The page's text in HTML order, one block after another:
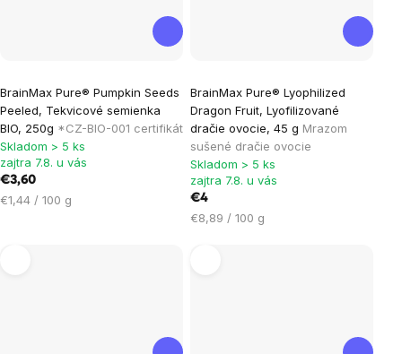
BrainMax Pure® Pumpkin Seeds
Peeled, Tekvicové semienka
BIO, 250g *CZ-BIO-001 certifikát
hodnotenie
produktu
je
5,0
z
5
Skladom > 5 ks
zajtra 7.8. u vás
€3,60
Jednotková
€1,44 / 100 g
BrainMax Pure® Lyophilized
Dragon Fruit, Lyofilizované
dračie ovocie, 45 g Mrazom
sušené dračie ovocie
hodnotenie
produktu
je
5,0
z
hviezdičiek.
Skladom > 5 ks
zajtra 7.8. u vás
€4
Jednotková
€8,89 / 100 g